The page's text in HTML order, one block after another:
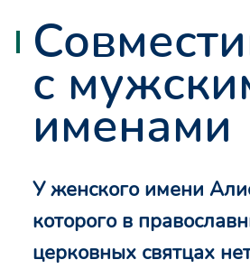
с
именами
У женского имени
которого в
церковных святцах